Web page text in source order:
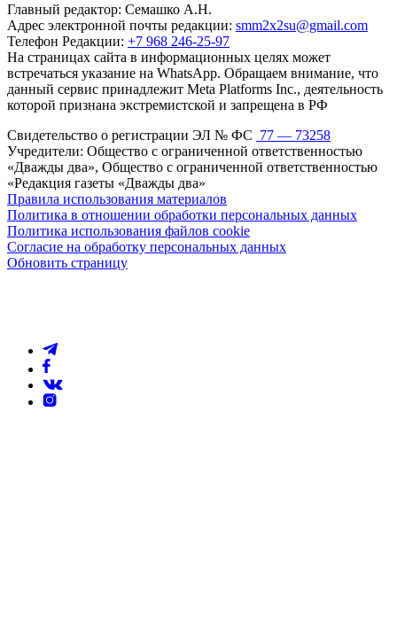
Главный редактор: Семашко А.Н.
Адрес электронной почты редакции: smm2x2su@gmail.com
Телефон Редакции: +7 968 246-25-97
На страницах сайта в информационных целях может
встречаться указание на WhatsApp. Обращаем внимание, что
данный сервис принадлежит Meta Platforms Inc., деятельность
которой признана экстремистской и запрещена в РФ
Свидетельство о регистрации ЭЛ № ФС 77 — 73258
Учредители: Общество с ограниченной ответственностью
«Дважды два», Общество с ограниченной ответственностью
«Редакция газеты «Дважды два»
Правила использования материалов
Политика в отношении обработки персональных данных
Политика использования файлов cookie
Согласие на обработку персональных данных
Обновить страницу